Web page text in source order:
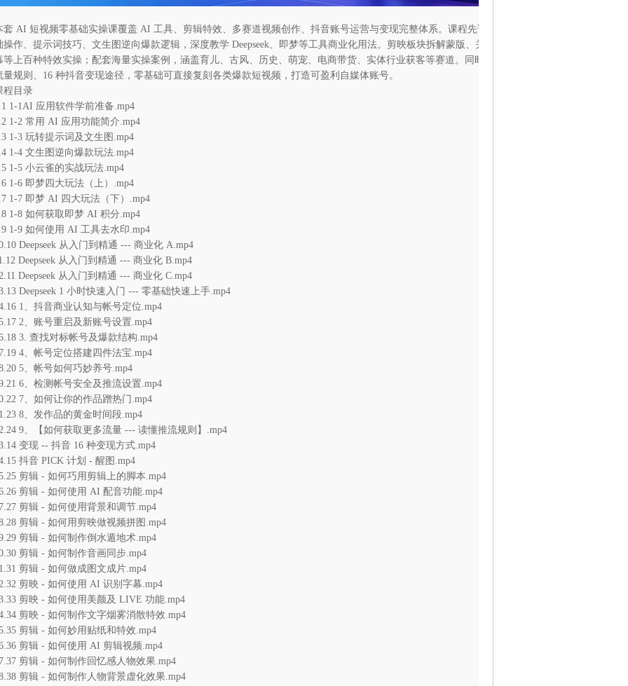
套 AI 短视频零基础实操课覆盖 AI 工具、剪辑特效、多赛道视频创作、抖音账号运营与变现完整体系。课程先讲解多款主流 AI 软件基
操作、提示词技巧、文生图逆向爆款逻辑，深度教学 Deepseek、即梦等工具商业化用法。剪映板块拆解蒙版、关键帧、转场、AI 配音字
等上百种特效实操；配套海量实操案例，涵盖育儿、古风、历史、萌宠、电商带货、实体行业获客等赛道。同时讲解账号定位、养号、
量规则、16 种抖音变现途径，零基础可直接复刻各类爆款短视频，打造可盈利自媒体账号。
程目录
1-1AI 应用软件学前准备.mp4
1-2 常用 AI 应用功能简介.mp4
1-3 玩转提示词及文生图.mp4
1-4 文生图逆向爆款玩法.mp4
1-5 小云雀的实战玩法.mp4
1-6 即梦四大玩法（上）.mp4
1-7 即梦 AI 四大玩法（下）.mp4
1-8 如何获取即梦 AI 积分.mp4
1-9 如何使用 AI 工具去水印.mp4
Deepseek 从入门到精通 --- 商业化 A.mp4
Deepseek 从入门到精通 --- 商业化 B.mp4
Deepseek 从入门到精通 --- 商业化 C.mp4
Deepseek 1 小时快速入门 --- 零基础快速上手.mp4
1、抖音商业认知与帐号定位.mp4
2、账号重启及新账号设置.mp4
3. 查找对标帐号及爆款结构.mp4
4、帐号定位搭建四件法宝.mp4
5、帐号如何巧妙养号.mp4
6、检测帐号安全及推流设置.mp4
7、如何让你的作品蹭热门.mp4
8、发作品的黄金时间段.mp4
9、【如何获取更多流量 --- 读懂推流规则】.mp4
变现 -- 抖音 16 种变现方式.mp4
抖音 PICK 计划 - 醒图.mp4
剪辑 - 如何巧用剪辑上的脚本.mp4
剪辑 - 如何使用 AI 配音功能.mp4
剪辑 - 如何使用背景和调节.mp4
剪辑 - 如何用剪映做视频拼图.mp4
剪辑 - 如何制作倒水遁地术.mp4
剪辑 - 如何制作音画同步.mp4
剪辑 - 如何做成图文成片.mp4
剪映 - 如何使用 AI 识别字幕.mp4
剪映 - 如何使用美颜及 LIVE 功能.mp4
剪映 - 如何制作文字烟雾消散特效.mp4
剪辑 - 如何妙用贴纸和特效.mp4
剪辑 - 如何使用 AI 剪辑视频.mp4
剪辑 - 如何制作回忆感人物效果.mp4
剪辑 - 如何制作人物背景虚化效果.mp4